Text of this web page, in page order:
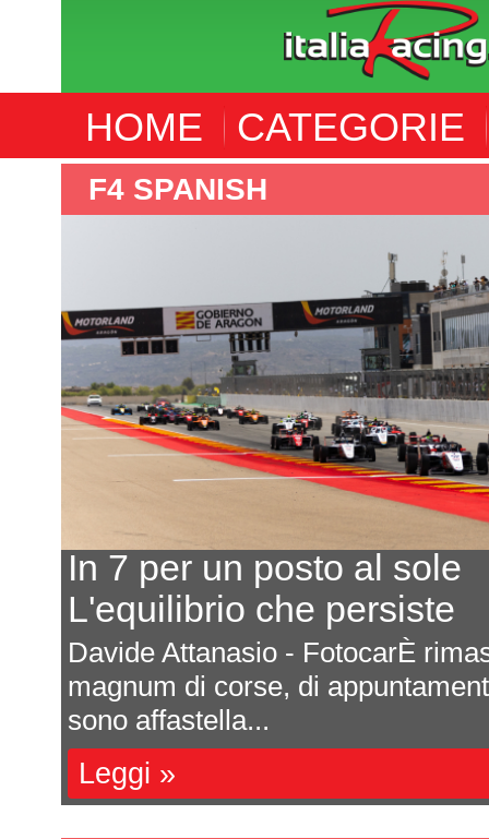
HOME CATEGORIE
F4 SPANISH
In 7 per un posto al sole
L'equilibrio che persiste
Davide Attanasio - FotocarÈ
magnum di corse, di
sono affastella...
Leggi »